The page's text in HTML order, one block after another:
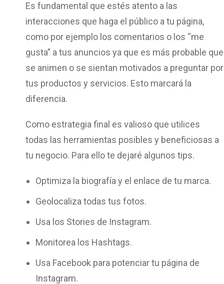
Es fundamental que estés atento a las
interacciones que haga el público a tu página,
como por ejemplo los comentarios o los “me
gusta” a tus anuncios ya que es más probable que
se animen o se sientan motivados a preguntar por
tus productos y servicios. Esto marcará la
diferencia.
Como estrategia final es valioso que utilices
todas las herramientas posibles y beneficiosas a
tu negocio. Para ello te dejaré algunos tips.
Optimiza la biografía y el enlace de tu marca.
Geolocaliza todas tus fotos.
Usa los Stories de Instagram.
Monitorea los Hashtags.
Usa Facebook para potenciar tu página de
Instagram.